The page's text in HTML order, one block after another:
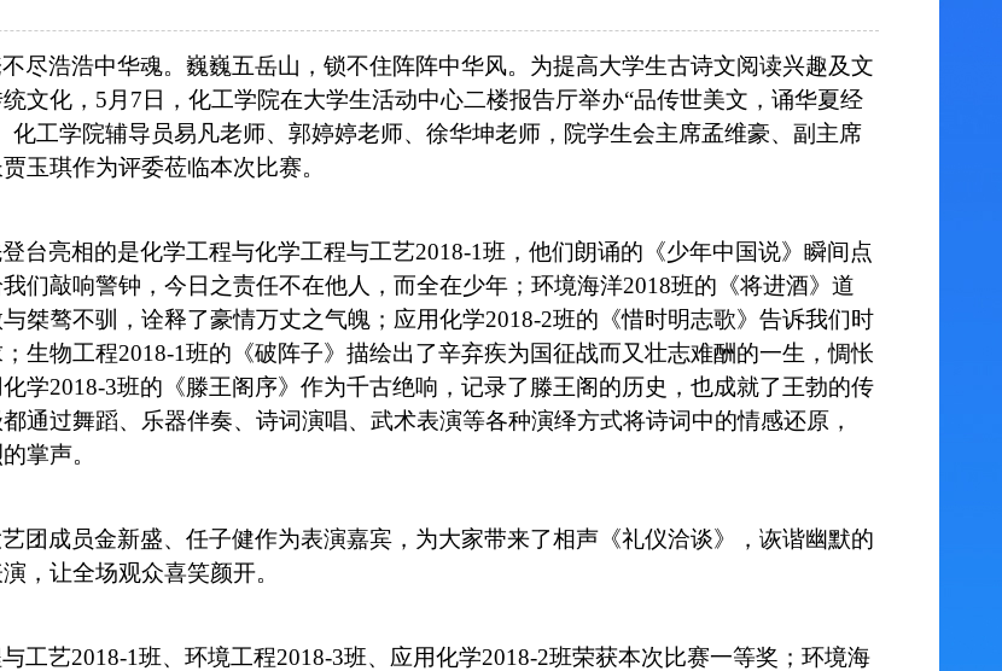
尽浩浩中华魂。巍巍五岳山，锁不住阵阵中华风。 为提高大学生古诗文阅读兴趣及文
文化， 5月7日，化工学院在大学生活动中心二楼报告厅举办“品传世美文，诵华夏经
化工学院辅导员易凡老师、郭婷婷老师、徐华坤老师，院学生会主席孟维豪、副主席
玉琪作为评委莅临本次比赛。
台亮相的是化学工程与化学工程与工艺2018-1班，他们朗诵的《少年中国说》瞬间点
们敲响警钟，今日之责任不在他人，而全在少年；环境海洋2018班的《将进酒》道
桀骜不驯，诠释了豪情万丈之气魄；应用化学2018-2班的《惜时明志歌》告诉我们时
生物工程2018-1班的《破阵子》描绘出了辛弃疾为国征战而又壮志难酬的一生，惆怅
学2018-3班的《滕王阁序》作为千古绝响，记录了滕王阁的历史，也成就了王勃的传
通过舞蹈、乐器伴奏、诗词演唱、武术表演等各种演绎方式将诗词中的情感还原，
掌声。
团成员金新盛、任子健作为表演嘉宾，为大家带来了相声《礼仪洽谈》，诙谐幽默的
，让全场观众喜笑颜开。
工艺2018-1班、环境工程2018-3班、应用化学2018-2班荣获本次比赛一等奖；环境海